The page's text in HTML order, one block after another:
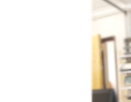
درخواست پشتیبانی